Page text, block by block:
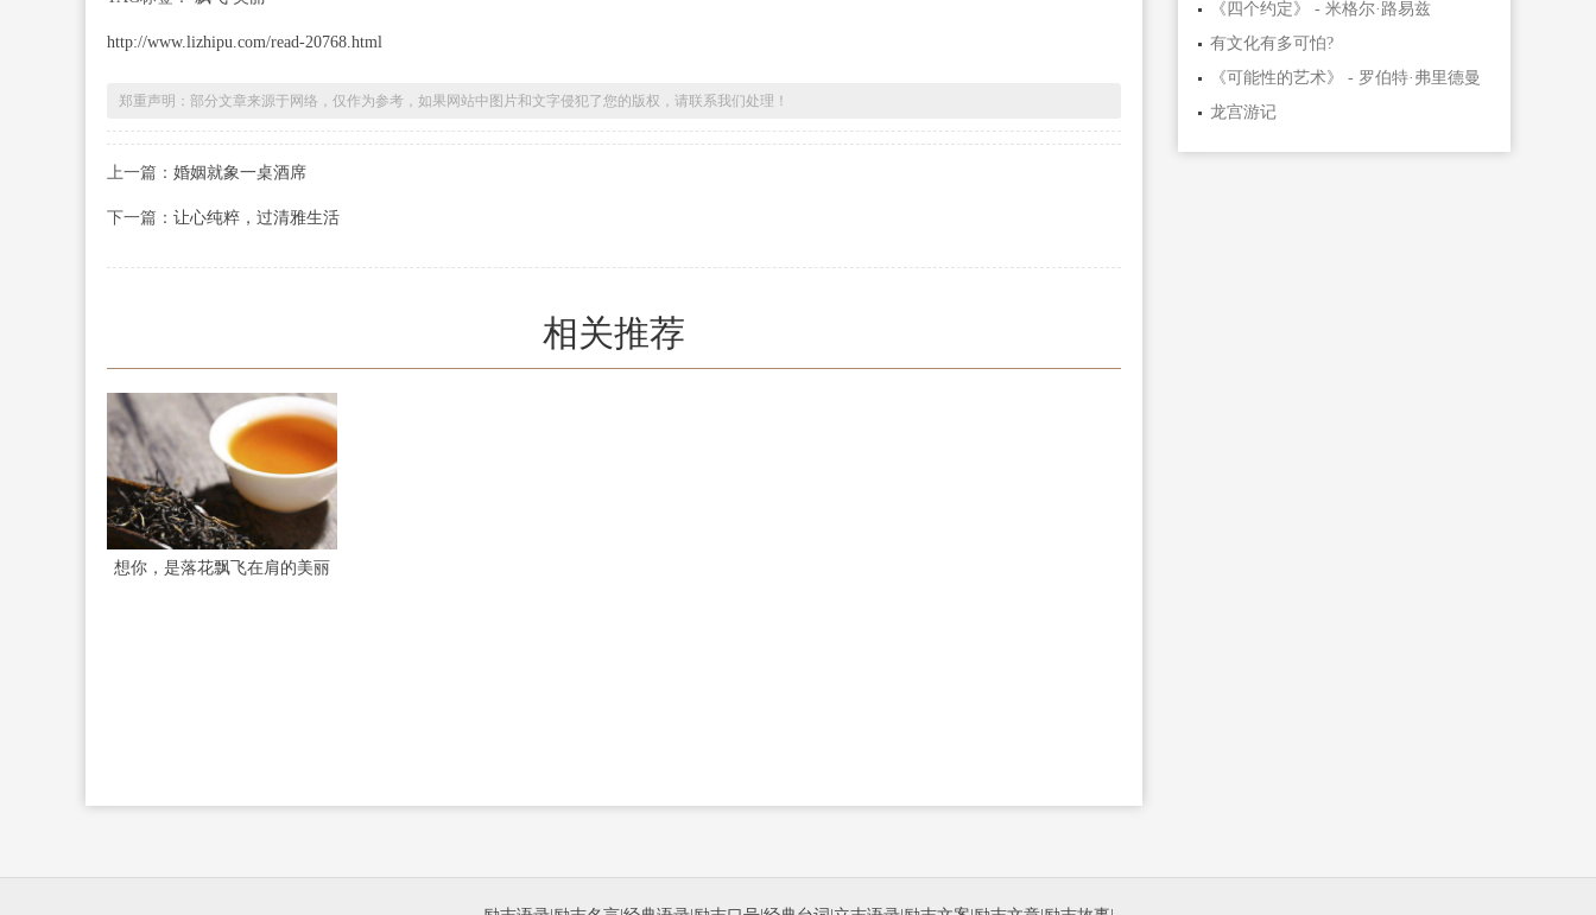
http://www.lizhipu.com/read-20768.html
郑重声明：部分文章来源于网络，仅作为参考，如果网站中图片和文字侵犯了您的版权，请联系我们处理！
上一篇： 婚姻就象一桌酒席
下一篇： 让心纯粹，过清雅生活
相关推荐
想你，是落花飘飞在肩的美丽
《四个约定》 - 米格尔·路易兹
有文化有多可怕?
《可能性的艺术》 - 罗伯特·弗里德曼
龙宫游记